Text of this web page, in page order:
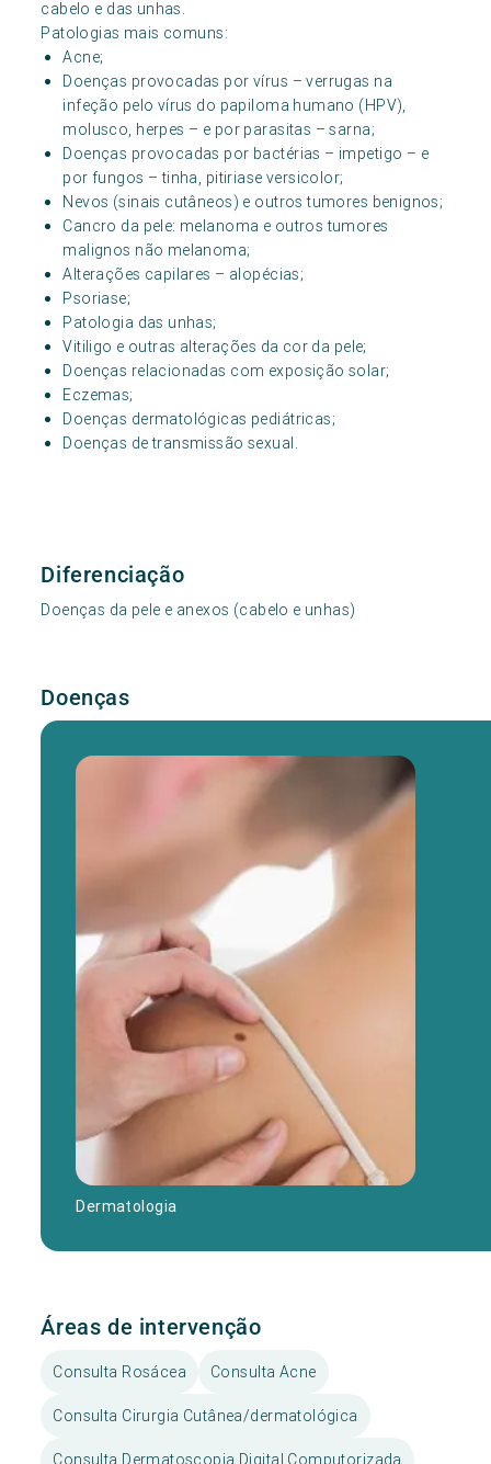
cabelo e das unhas.
Patologias mais comuns:
Acne;
Doenças provocadas por vírus – verrugas na
infeção pelo vírus do papiloma humano (HPV),
molusco, herpes – e por parasitas – sarna;
Doenças provocadas por bactérias – impetigo – e
por fungos – tinha, pitiriase versicolor;
Nevos (sinais cutâneos) e outros tumores benignos;
Cancro da pele: melanoma e outros tumores
malignos não melanoma;
Alterações capilares – alopécias;
Psoriase;
Patologia das unhas;
Vitiligo e outras alterações da cor da pele;
Doenças relacionadas com exposição solar;
Eczemas;
Doenças dermatológicas pediátricas;
Doenças de transmissão sexual.
Diferenciação
Doenças da pele e anexos (cabelo e unhas)
Doenças
Dermatologia
Áreas de intervenção
Consulta Rosácea Consulta Acne
Consulta Cirurgia Cutânea/dermatológica
Consulta Dermatoscopia Digital Computorizada